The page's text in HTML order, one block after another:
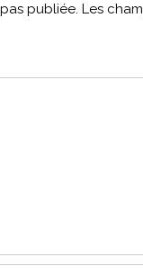
publiée. Les